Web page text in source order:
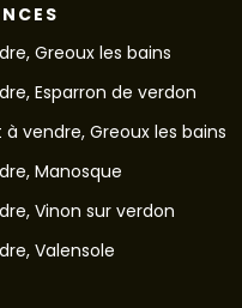
Greoux les bains
Esparron de verdon
vendre, Greoux les bains
Manosque
Vinon sur verdon
Valensole